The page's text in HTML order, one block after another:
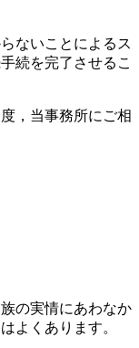
ないことによるス
続を完了させるこ
，当事務所にご相
の実情にあわなか
よくあります。